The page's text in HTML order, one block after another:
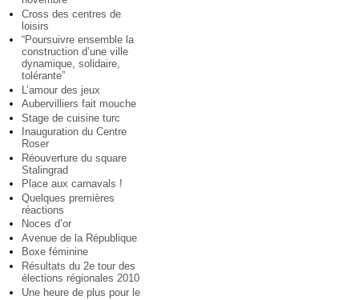
Cross des centres de
loisirs
“Poursuivre ensemble la
construction d’une ville
dynamique, solidaire,
tolérante”
L’amour des jeux
Aubervilliers fait mouche
Stage de cuisine turc
Inauguration du Centre
Roser
Réouverture du square
Stalingrad
Place aux carnavals !
Quelques premières
réactions
Noces d’or
Avenue de la République
Boxe féminine
Résultats du 2e tour des
élections régionales 2010
Une heure de plus pour le